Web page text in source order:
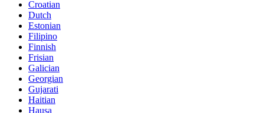
Croatian
Dutch
Estonian
Filipino
Finnish
Frisian
Galician
Georgian
Gujarati
Haitian
Hausa